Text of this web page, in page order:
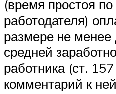
(время простоя
работодателя)
размере не менее
средней
работника (ст.
комментарий к